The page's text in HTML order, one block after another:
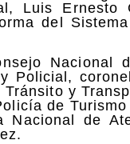
Luis Ernesto
del
Nacional
Policial,
y
de
de